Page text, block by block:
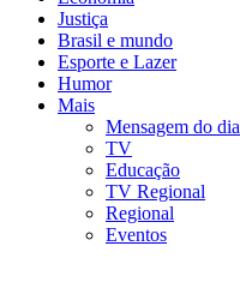
Justiça
Brasil e mundo
Esporte e Lazer
Humor
Mais
Mensagem do dia
TV
Educação
TV Regional
Regional
Eventos